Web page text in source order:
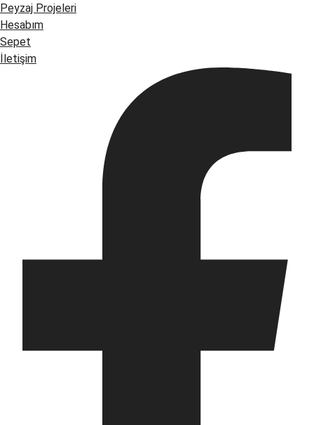
Peyzaj Projeleri
Hesabım
Sepet
İletişim